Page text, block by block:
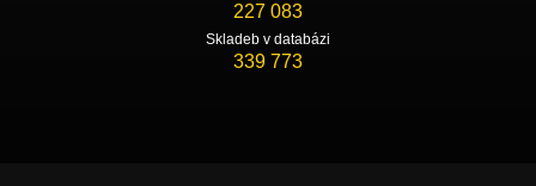
227 083
Skladeb v databázi
339 773